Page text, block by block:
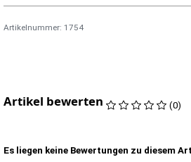
Artikelnummer: 1754
Artikel bewerten (0)
Es liegen keine Bewertungen zu diesem